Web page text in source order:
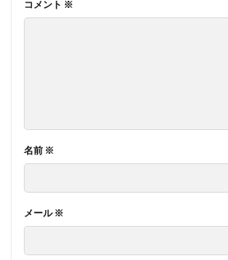
コメント ※
名前 ※
メール※